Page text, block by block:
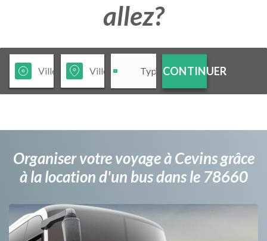
allez?
CONTINUER
Organiser votre voyage à Cevins grâce
à la location d'un bus dans le 78660